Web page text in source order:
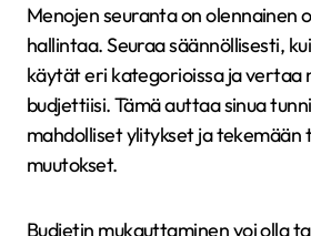
Menojen seuranta on olennainen
hallintaa. Seuraa säännöllisesti,
käytät eri kategorioissa ja vertaa
budjettiisi. Tämä auttaa sinua
mahdolliset ylitykset ja
muutokset.
Budjetin mukauttaminen voi olla